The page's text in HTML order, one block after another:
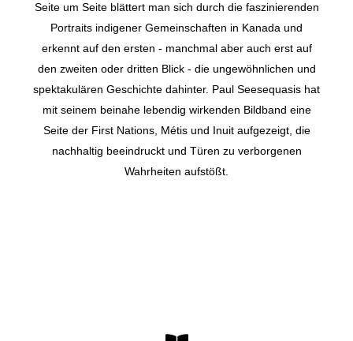
Seite um Seite blättert man sich durch die faszinierenden
Portraits indigener Gemeinschaften in Kanada und
erkennt auf den ersten - manchmal aber auch erst auf
den zweiten oder dritten Blick - die ungewöhnlichen und
spektakulären Geschichte dahinter. Paul Seesequasis hat
mit seinem beinahe lebendig wirkenden Bildband eine
Seite der First Nations, Métis und Inuit aufgezeigt, die
nachhaltig beeindruckt und Türen zu verborgenen
Wahrheiten aufstößt.